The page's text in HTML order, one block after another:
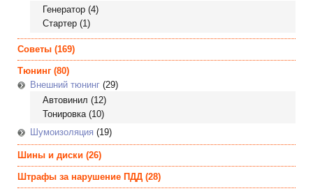
Генератор (4)
Стартер (1)
Советы (169)
Тюнинг (80)
Внешний тюнинг (29)
Автовинил (12)
Тонировка(10)
Шумоизоляция (19)
Шины и диски (26)
Штрафы за нарушение ПДД (28)